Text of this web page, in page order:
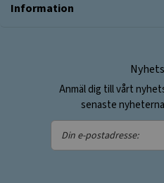
Information
Anmäl dig till vårt
senaste
Din
e-